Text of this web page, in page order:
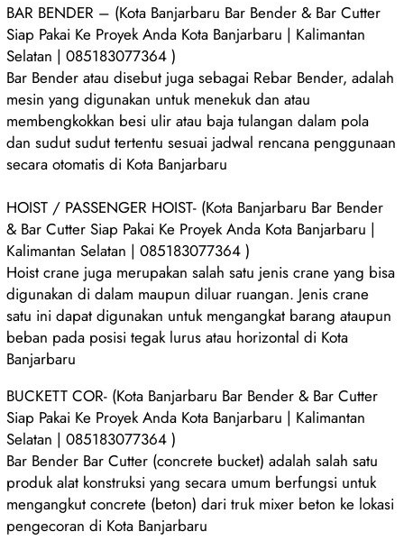
BAR BENDER – (Kota Banjarbaru Bar Bender & Bar Cutter
Siap Pakai Ke Proyek Anda Kota Banjarbaru | Kalimantan
Selatan | 085183077364 )
Bar Bender atau disebut juga sebagai Rebar Bender, adalah
mesin yang digunakan untuk menekuk dan atau
membengkokkan besi ulir atau baja tulangan dalam pola
dan sudut sudut tertentu sesuai jadwal rencana penggunaan
secara otomatis di Kota Banjarbaru
HOIST / PASSENGER HOIST- (Kota Banjarbaru Bar Bender
& Bar Cutter Siap Pakai Ke Proyek Anda Kota Banjarbaru |
Kalimantan Selatan | 085183077364 )
Hoist crane juga merupakan salah satu jenis crane yang bisa
digunakan di dalam maupun diluar ruangan. Jenis crane
satu ini dapat digunakan untuk mengangkat barang ataupun
beban pada posisi tegak lurus atau horizontal di Kota
Banjarbaru
BUCKETT COR- (Kota Banjarbaru Bar Bender & Bar Cutter
Siap Pakai Ke Proyek Anda Kota Banjarbaru | Kalimantan
Selatan | 085183077364 )
Bar Bender Bar Cutter (concrete bucket) adalah salah satu
produk alat konstruksi yang secara umum berfungsi untuk
mengangkut concrete (beton) dari truk mixer beton ke lokasi
pengecoran di Kota Banjarbaru